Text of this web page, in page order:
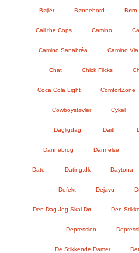
Bøjler Bønnebord Børn
Call the Cops Camino
Camino Sanabréa Camino
Chat Chick Flicks
Coca Cola Light ComfortZone
Cowboystøvler Cykel
Dagligdag. Daith
Dannebrog Dannelse
Date Dating.dk Daytona
Defekt Dejavu
Den Dag Jeg Skal Dø Den
Depression
De Stikkende Damer